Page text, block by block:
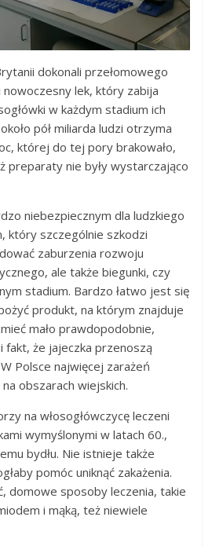
dokonali przełomowego
nowoczesny lek, który zabija
w każdym stadium ich
pół miliarda ludzi otrzyma
której do tej pory brakowało,
preparaty nie były wystarczająco
niebezpiecznym dla ludzkiego
który szczególnie szkodzi
zaburzenia rozwoju
ale także biegunki, czy
stadium. Bardzo łatwo jest się
produkt, na którym znajduje
mało prawdopodobnie,
fakt, że jajeczka przenoszą
Polsce najwięcej zarażeń
obszarach wiejskich.
na włosogłówczycę leczeni
wymyślonymi w latach 60.,
bydłu. Nie istnieje także
pomóc uniknąć zakażenia.
domowe sposoby leczenia, takie
i mąką, też niewiele